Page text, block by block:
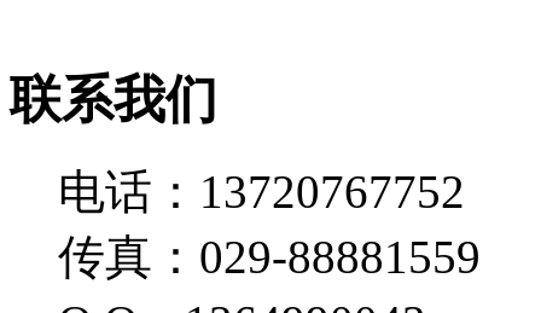
联系我们
电话：13720767752
传真：029-88881559